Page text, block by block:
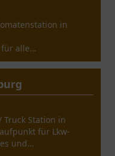
in
alle
Truck Station in
für Lkw-
und